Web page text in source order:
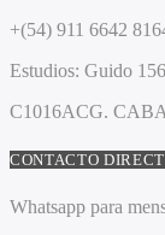
+(54) 911 6642
Estudios: Guido
C1016ACG.
CONTACTO
Whatsapp para